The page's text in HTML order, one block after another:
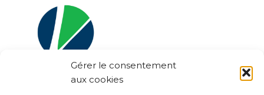
Gérer le consentement
aux cookies